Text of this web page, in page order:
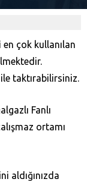
en çok kullanılan
ile taktırabilirsiniz.
Fanlı
ortamı
aldığınızda